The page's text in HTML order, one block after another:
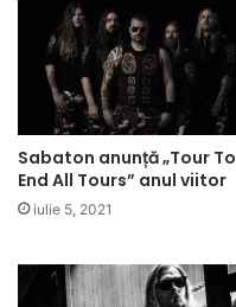
Sabaton anunță „Tour To
End All Tours” anul viitor
iulie 5, 2021